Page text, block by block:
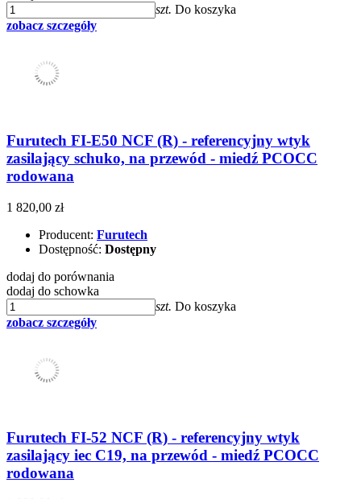
szt. Do koszyka
zobacz szczegóły
Furutech FI-E50 NCF (R) - referencyjny wtyk
zasilający schuko, na przewód - miedź PCOCC
rodowana
1 820,00 zł
Producent: Furutech
Dostępność: Dostępny
dodaj do porównania
dodaj do schowka
szt. Do koszyka
zobacz szczegóły
Furutech FI-52 NCF (R) - referencyjny wtyk
zasilający iec C19, na przewód - miedź PCOCC
rodowana